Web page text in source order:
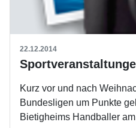
22.12.2014
Kurz vor und nach
Bundesligen um Punkte
Bietigheims Handballer